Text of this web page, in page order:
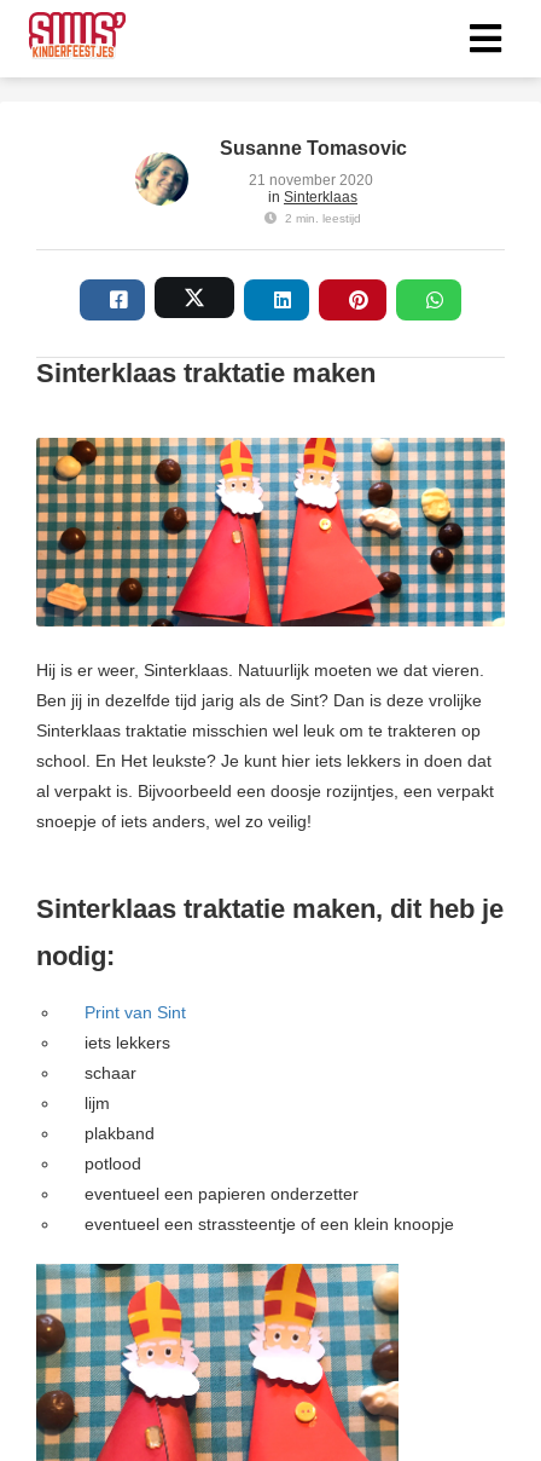
Susanne Tomasovic
21 november 2020
in Sinterklaas
2 min. leestijd
Sinterklaas traktatie maken
Hij is er weer, Sinterklaas. Natuurlijk moeten we dat vieren.
Ben jij in dezelfde tijd jarig als de Sint? Dan is deze vrolijke
Sinterklaas traktatie misschien wel leuk om te trakteren op
school. En Het leukste? Je kunt hier iets lekkers in doen dat
al verpakt is. Bijvoorbeeld een doosje rozijntjes, een verpakt
snoepje of iets anders, wel zo veilig!
Sinterklaas traktatie maken, dit heb je
nodig:
Print van Sint
iets lekkers
schaar
lijm
plakband
potlood
eventueel een papieren onderzetter
eventueel een strassteentje of een klein knoopje
om
Ze
gebruikt
deze
kan de
niet
worden
om
te
op
gebruikt
te
de
Hierdoor
van